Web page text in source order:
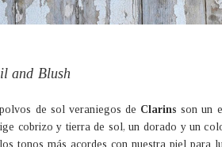
and Blush
de sol veraniegos de Clarins son un
cobrizo y tierra de sol, un dorado y un
tonos más acordes con nuestra piel